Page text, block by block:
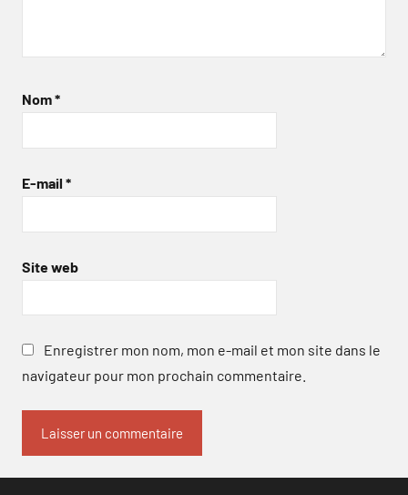
Nom*
E-mail *
Site web
Enregistrer mon nom, mon e-mail et mon site dans le
navigateur pour mon prochain commentaire.